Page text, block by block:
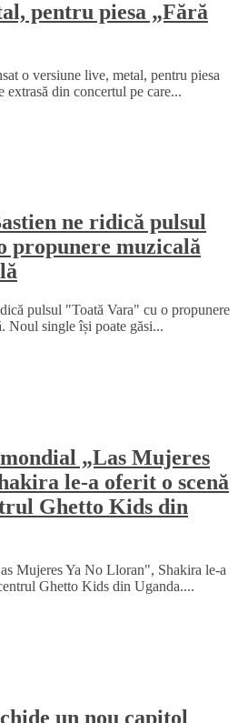
pentru piesa „Fără
o versiune live, metal, pentru piesa
extrasă din concertul pe care...
ne ridică pulsul
propunere muzicală
pulsul "Toată Vara" cu o propunere
Noul single își poate găsi...
„Las Mujeres
le-a oferit o scenă
Ghetto Kids din
Mujeres Ya No Lloran", Shakira le-a
Ghetto Kids din Uganda....
un nou capitol